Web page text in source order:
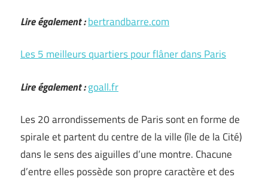
Lire également :bertrandbarre.com
Les 5 meilleurs quartiers pour flâner dans Paris
Lire également :goall.fr
Les 20 arrondissements de Paris sont en forme de
spirale et partent du centre de la ville (île de la Cité)
dans le sens des aiguilles d’une montre. Chacune
d’entre elles possède son propre caractère et des